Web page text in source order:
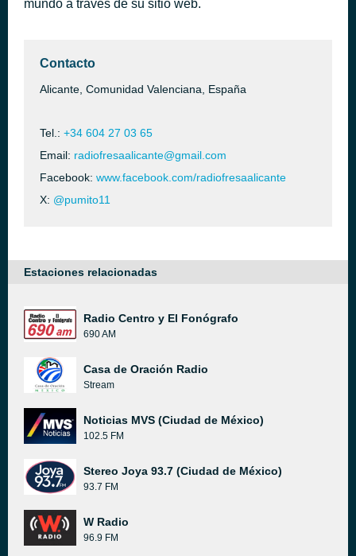
mundo a través de su sitio web.
Contacto
Alicante, Comunidad Valenciana, España
Tel.: +34 604 27 03 65
Email: radiofresaalicante@gmail.com
Facebook: www.facebook.com/radiofresaalicante
X: @pumito11
Estaciones relacionadas
Radio Centro y El Fonógrafo
690 AM
Casa de Oración Radio
Stream
Noticias MVS (Ciudad de México)
102.5 FM
Stereo Joya 93.7 (Ciudad de México)
93.7 FM
W Radio
96.9 FM